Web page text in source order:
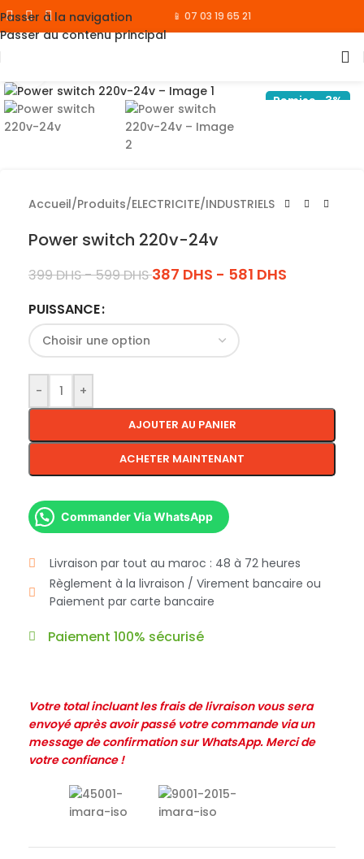
Passer à la navigation
Passer au contenu principal
📱 07 03 19 65 21
Remise -3%
Accueil/Produits/ELECTRICITE/INDUSTRIELS
Power switch 220v-24v
399DHS-599DHS 387 DHS - 581 DHS
PUISSANCE
- +
AJOUTER AU PANIER
ACHETER MAINTENANT
Commander Via WhatsApp
Livraison par tout au maroc : 48 à 72 heures
Règlement à la livraison / Virement bancaire ou
Paiement par carte bancaire
Paiement 100% sécurisé
Votre total incluant les frais de livraison vous sera
envoyé après avoir passé votre commande via un
message de confirmation sur WhatsApp. Merci de
votre confiance !